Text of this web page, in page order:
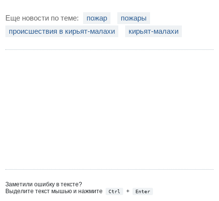
Еще новости по теме: пожар
пожары
происшествия в кирьят-малахи
кирьят-малахи
Заметили ошибку в тексте?
Выделите текст мышью и нажмите
Ctrl + Enter